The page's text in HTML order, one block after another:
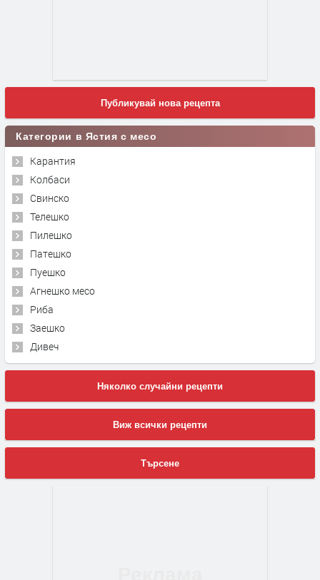
Публикувай нова рецепта
Категории в Ястия с месо
Карантия
Колбаси
Свинско
Телешко
Пилешко
Патешко
Пуешко
Агнешко месо
Риба
Заешко
Дивеч
Няколко случайни рецепти
Виж всички рецепти
Търсене